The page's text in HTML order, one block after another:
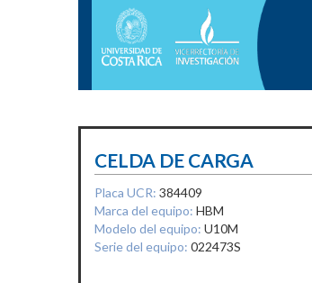
CELDA DE CARGA
Placa UCR: 384409
Marca del equipo: HBM
Modelo del equipo: U10M
Serie del equipo: 022473S